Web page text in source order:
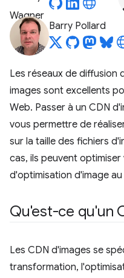
Barry Pollard
Les réseaux de diffusion
images sont excellents
Web. Passer à un CDN
vous permettre de
sur la taille des fichiers
cas, ils peuvent
d'optimisation d'image
Qu'est-ce qu'un
Les CDN d'images se
transformation,